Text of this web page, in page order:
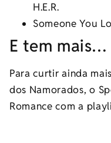
H.E.R.
Someone You
E tem mais…
Para curtir ainda
dos Namorados, o
Romance com a